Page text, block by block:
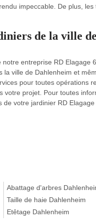
impeccable. De plus,
de la ville
entreprise RD Elagage
ville de Dahlenheim et
pour toutes opérations
votre projet. Pour toutes
votre jardinier RD Elagage
Abattage d'arbres
Taille de haie Dahlenheim
Etêtage Dahlenheim